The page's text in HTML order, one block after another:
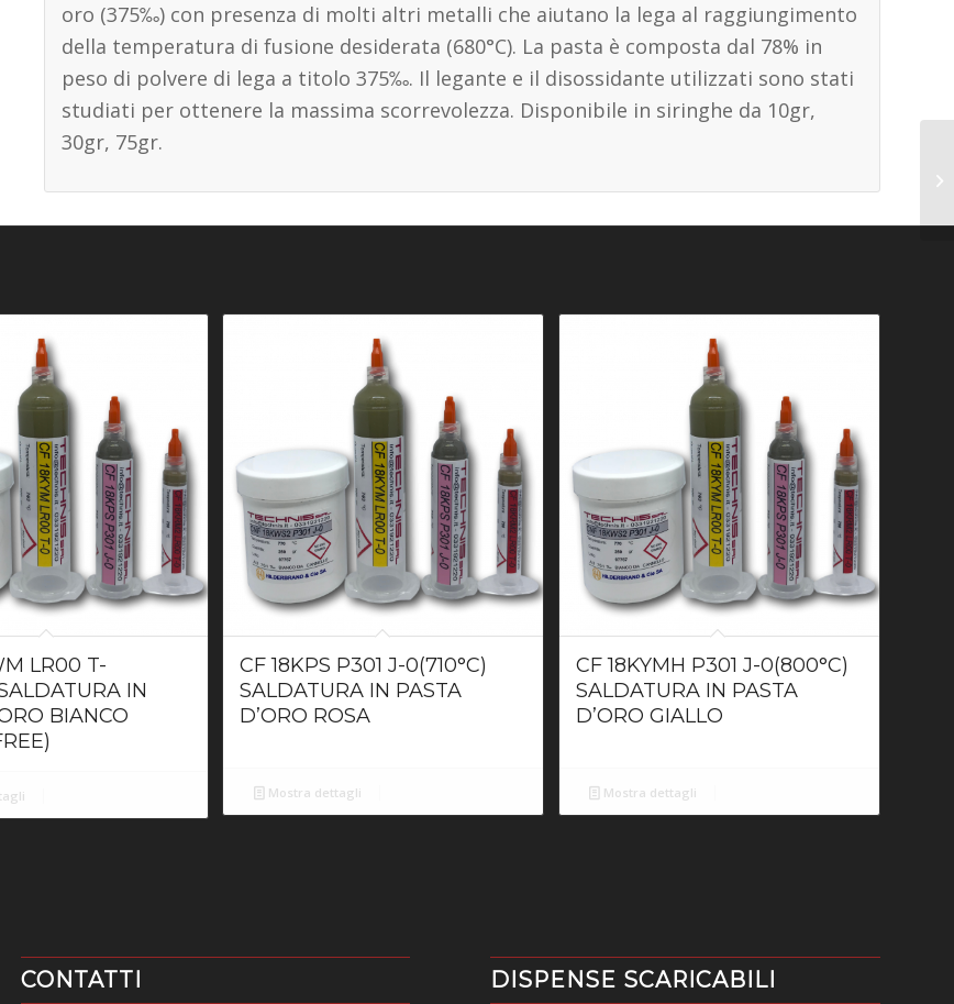
oro (375‰) con presenza di molti altri metalli che aiutano la lega al raggiungimento
della temperatura di fusione desiderata (680°C). La pasta è composta dal 78% in
peso di polvere di lega a titolo 375‰. Il legante e il disossidante utilizzati sono stati
studiati per ottenere la massima scorrevolezza. Disponibile in siringhe da 10gr,
30gr, 75gr.
LR00 T-
IN
BIANCO
CF 18KPS P301 J-0(710°C)
SALDATURA IN PASTA
D’ORO ROSA
Mostra dettagli
CF 18KYMH P301 J-0(800°C)
SALDATURA IN PASTA
D’ORO GIALLO
Mostra dettagli
CONTATTI DISPENSE SCARICABILI